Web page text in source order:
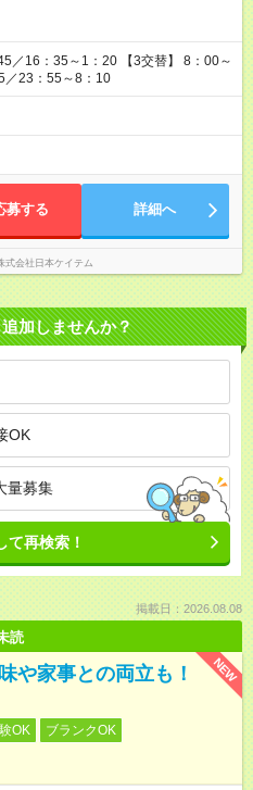
／16：35～1：20 【3交替】 8：00～
／23：55～8：10
募する 詳細へ
式会社日本ケイテム
加しませんか？
OK
量募集
て再検索！
掲載日：2026.08.08
読
NEW
や家事との両立も！
OK
ブランクOK